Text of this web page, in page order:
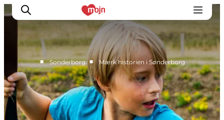
Aktiv sammen
Historie
Natur
■ Sonderborg ■ Mærk historien i Sønderborg